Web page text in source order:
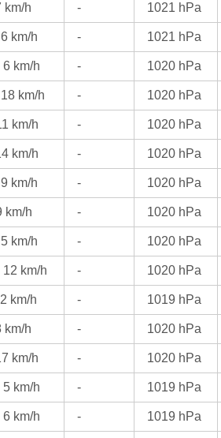
km/h - 1021 hPa
km/h - 1021 hPa
6 km/h - 1020 hPa
km/h - 1020 hPa
km/h - 1020 hPa
km/h - 1020 hPa
km/h - 1020 hPa
km/h - 1020 hPa
km/h - 1020 hPa
12 km/h - 1020 hPa
km/h - 1019 hPa
km/h - 1020 hPa
km/h - 1020 hPa
5 km/h - 1019 hPa
6 km/h - 1019 hPa